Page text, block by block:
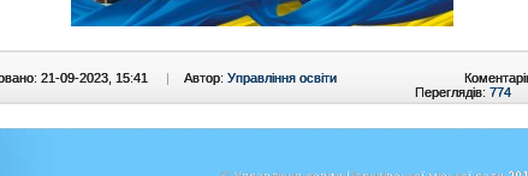
21-09-2023, 15:41 | Автор: Управління освіти
Переглядів: 774